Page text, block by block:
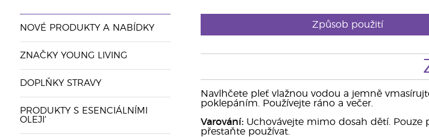
NOVÉ PRODUKTY A NABÍDKY
ZNAČKY YOUNG LIVING
DOPLŇKY STRAVY
PRODUKTY S ESENCIÁLNÍMI
OLEJI'
Způsob použití
Navlhčete pleť vlažnou vodou a jemně
poklepáním. Používejte ráno a večer.
Varování: Uchovávejte mimo dosah dětí. Pouze
přestaňte používat.